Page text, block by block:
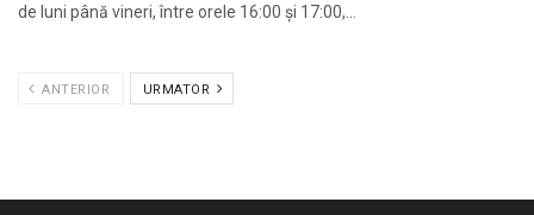
de luni până vineri, între orele 16:00 și 17:00,...
ANTERIOR URMATOR